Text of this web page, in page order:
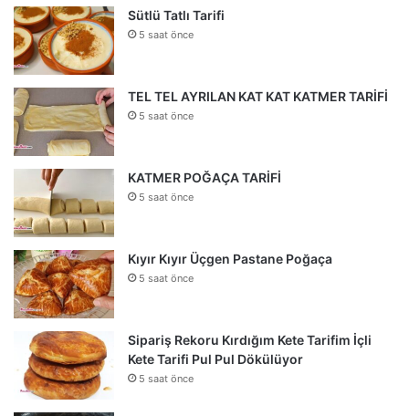
Sütlü Tatlı Tarifi
5 saat önce
TEL TEL AYRILAN KAT KAT KATMER TARİFİ
5 saat önce
KATMER POĞAÇA TARİFİ
5 saat önce
Kıyır Kıyır Üçgen Pastane Poğaça
5 saat önce
Sipariş Rekoru Kırdığım Kete Tarifim İçli
Kete Tarifi Pul Pul Dökülüyor
5 saat önce